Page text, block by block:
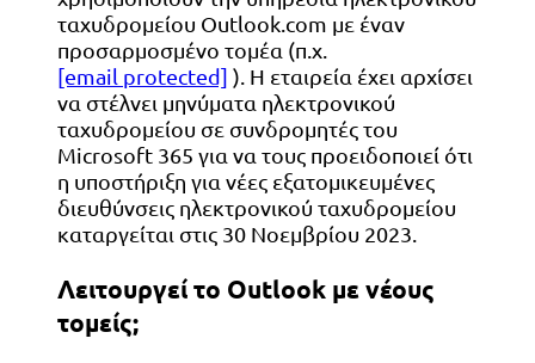
ταχυδρομείου Outlook.com με έναν
προσαρμοσμένο τομέα (π.χ.
[email protected] ). Η εταιρεία έχει αρχίσει
να στέλνει μηνύματα ηλεκτρονικού
ταχυδρομείου σε συνδρομητές του
Microsoft 365 για να τους προειδοποιεί ότι
η υποστήριξη για νέες εξατομικευμένες
διευθύνσεις ηλεκτρονικού ταχυδρομείου
καταργείται στις 30 Νοεμβρίου 2023.
Λειτουργεί το Outlook με νέους
τομείς;